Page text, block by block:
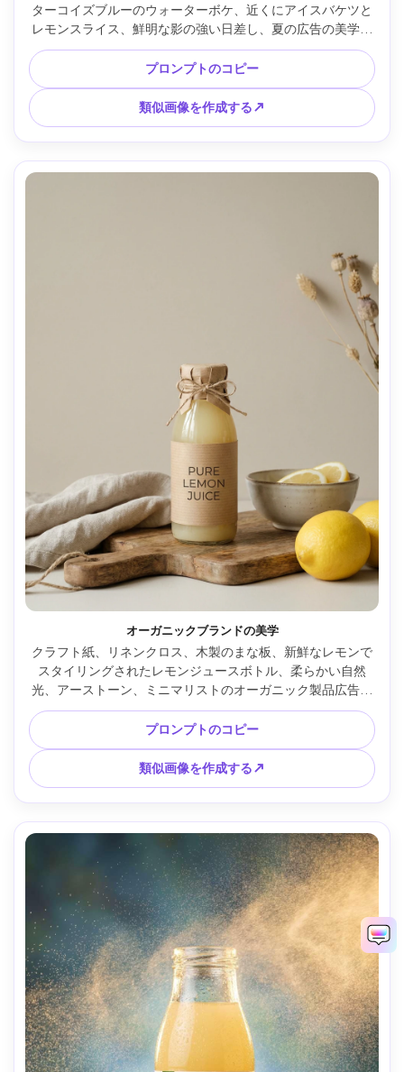
ターコイズブルーのウォーターボケ、近くにアイスバケツと
レモンスライス、鮮明な影の強い日差し、夏の広告の美学、
Canon EOS R5、35mm、f/2.8 で撮影、フォトリアリスティ
ックなライフスタイル製品写真、活気に満ちた楽しい --ar
4:5
プロンプトのコピー
類似画像を作成する↗
オーガニックブランドの美学
クラフト紙、リネンクロス、木製のまな板、新鮮なレモンで
スタイリングされたレモンジュースボトル、柔らかい自然
光、アーストーン、ミニマリストのオーガニック製品広告ル
ック、富士フイルム GFX 50S II で撮影、63mm、f/3.2、フォ
トリアル、すっきりとした構図、コピーできるスペース --ar
4:5
プロンプトのコピー
類似画像を作成する↗